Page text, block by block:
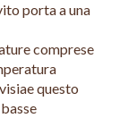
porta a una
comprese
questo